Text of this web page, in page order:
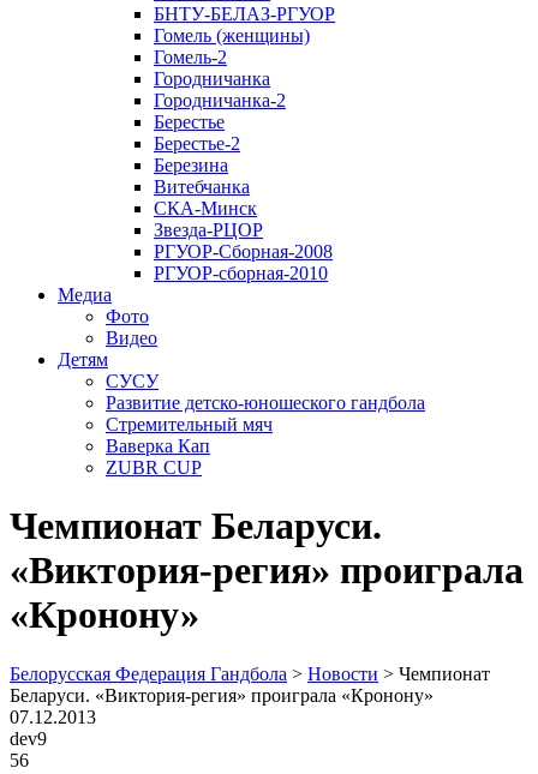
БНТУ-БЕЛАЗ-РГУОР
Гомель (женщины)
Гомель-2
Городничанка
Городничанка-2
Берестье
Берестье-2
Березина
Витебчанка
СКА-Минск
Звезда-РЦОР
РГУОР-Сборная-2008
РГУОР-сборная-2010
Медиа
Фото
Видео
Детям
СУСУ
Развитие детско-юношеского гандбола
Стремительный мяч
Ваверка Кап
ZUBR CUP
Чемпионат Беларуси.
«Виктория-регия» проиграла
«Кронону»
Белорусская Федерация Гандбола > Новости > Чемпионат
Беларуси. «Виктория-регия» проиграла «Кронону»
07.12.2013
dev9
56